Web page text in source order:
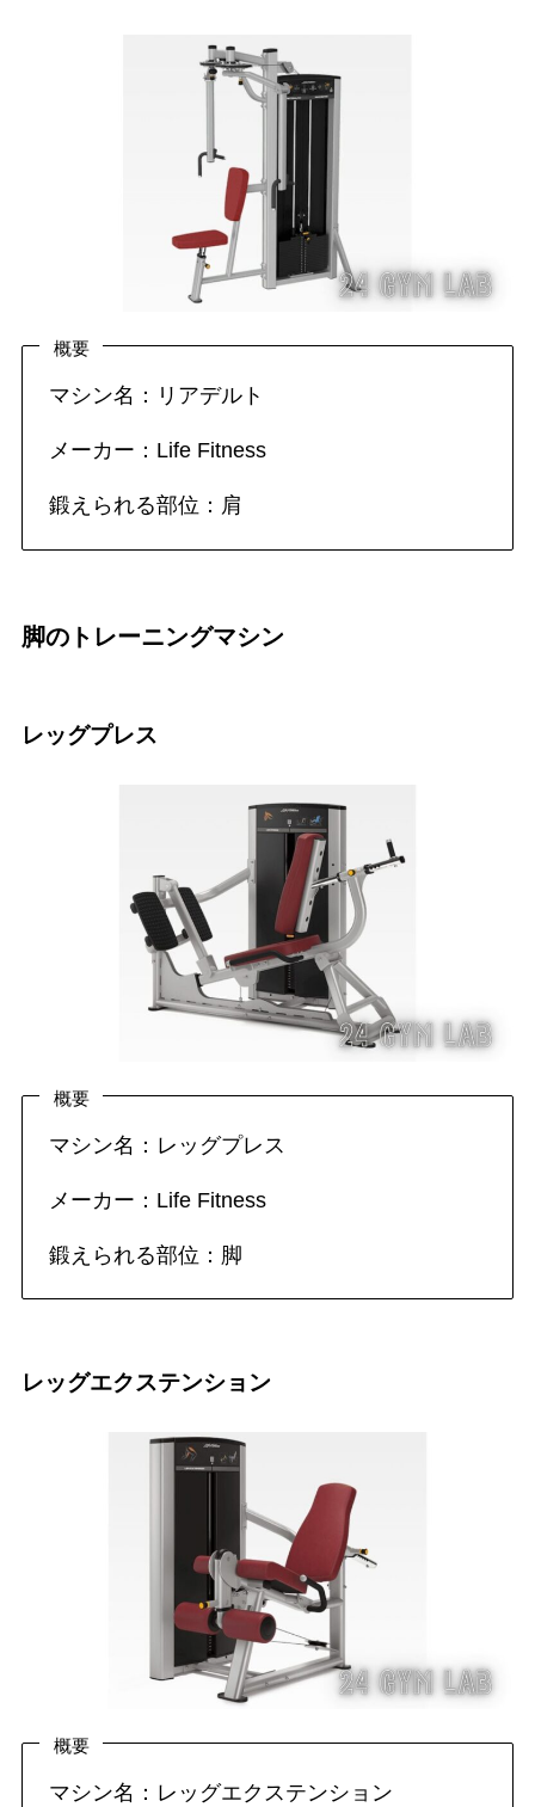
概要
マシン名：リアデルト
メーカー：Life Fitness
鍛えられる部位：肩
脚のトレーニングマシン
レッグプレス
概要
マシン名：レッグプレス
メーカー：Life Fitness
鍛えられる部位：脚
レッグエクステンション
概要
マシン名：レッグエクステンション